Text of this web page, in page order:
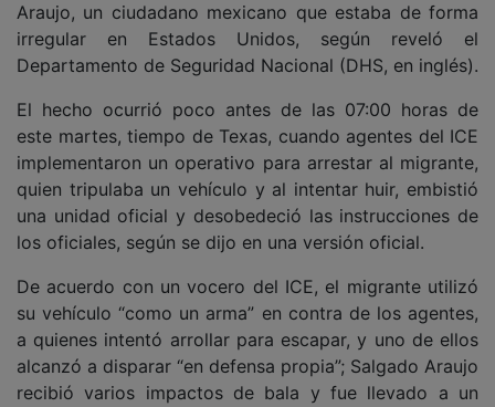
Araujo, un ciudadano mexicano que estaba de forma
irregular en Estados Unidos, según reveló el
Departamento de Seguridad Nacional (DHS, en inglés).
El hecho ocurrió poco antes de las 07:00 horas de
este martes, tiempo de Texas, cuando agentes del ICE
implementaron un operativo para arrestar al migrante,
quien tripulaba un vehículo y al intentar huir, embistió
una unidad oficial y desobedeció las instrucciones de
los oficiales, según se dijo en una versión oficial.
De acuerdo con un vocero del ICE, el migrante utilizó
su vehículo “como un arma” en contra de los agentes,
a quienes intentó arrollar para escapar, y uno de ellos
alcanzó a disparar “en defensa propia”; Salgado Araujo
recibió varios impactos de bala y fue llevado a un